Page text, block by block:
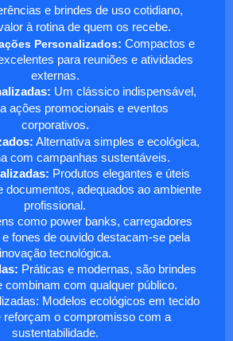
e brindes de uso cotidiano,
à rotina de quem os recebe.
Personalizados: Compactos e
para reuniões e atividades
externas.
Um clássico indispensável,
ações promocionais e eventos
corporativos.
Alternativa simples e ecológica,
com campanhas sustentáveis.
Produtos elegantes e úteis
documentos, adequados ao ambiente
profissional.
como power banks, carregadores
fones de ouvido destacam-se pela
inovação tecnológica.
Práticas e modernas, são brindes
combinam com qualquer público.
Modelos ecológicos em tecido
reforçam o compromisso com a
sustentabilidade.